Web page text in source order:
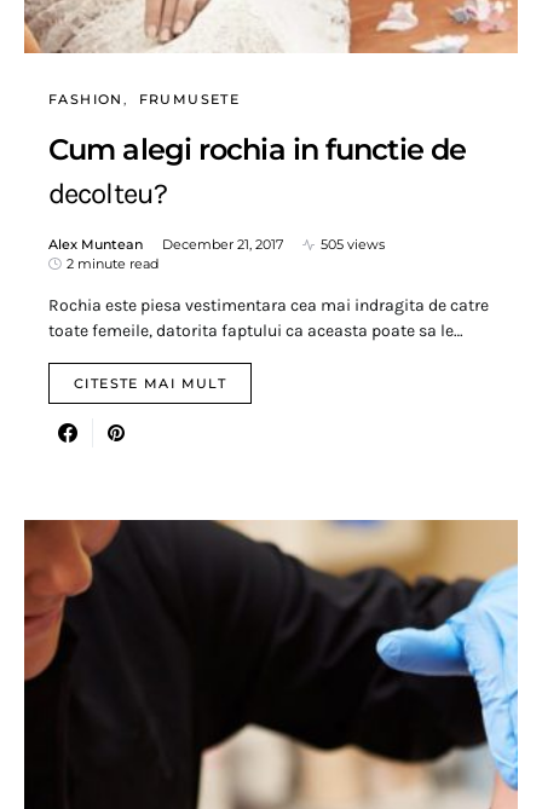
FASHION FRUMUSETE
Cum alegi rochia in functie de
decolteu?
Alex Muntean December 21, 2017
505 views
2 minute read
Rochia este piesa vestimentara cea mai indragita de catre
toate femeile, datorita faptului ca aceasta poate sa le…
CITESTE MAI MULT